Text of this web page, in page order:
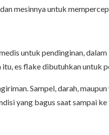
mesinnya untuk
untuk pendinginan,
es flake dibutuhkan untuk
Sampel, darah,
yang bagus saat sampai